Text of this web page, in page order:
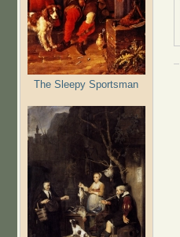
The Sleepy Sportsman